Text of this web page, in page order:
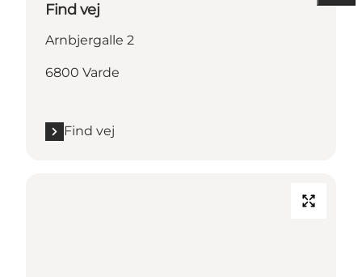
Find vej
Arnbjergalle 2
6800 Varde
Find vej